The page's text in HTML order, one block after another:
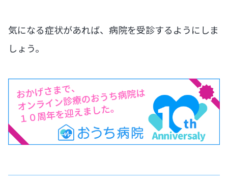
気になる症状があれば、病院を受診するようにしま
しょう。